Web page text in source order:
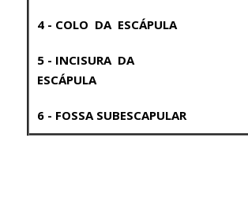
4 - COLO DA ESCÁPULA
5 - INCISURA DA
ESCÁPULA
6 - FOSSA SUBESCAPULAR